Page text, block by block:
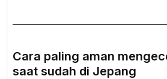
Cara paling aman
saat sudah di Jepang